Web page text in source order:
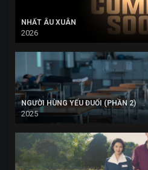
NHẤT ÂU XUÂN
2026
NGƯỜI HÙNG YẾU ĐUỐI (PHẦN 2)
2025